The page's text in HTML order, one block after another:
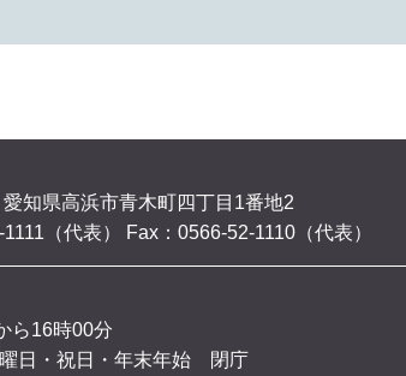
知県高浜市青木町四丁目1番地2
（代表）
Fax：0566-52-1110（代表）
ら16時00分
日・祝日・年末年始 閉庁